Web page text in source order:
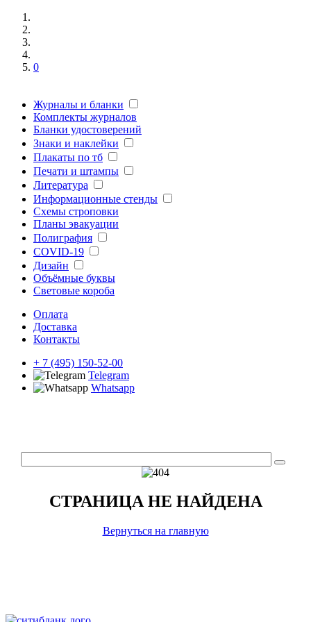
0
Журналы и бланки
Комплекты журналов
Бланки удостоверений
Знаки и наклейки
Плакаты по тб
Печати и штампы
Литература
Информационные стенды
Схемы строповки
Планы эвакуации
Полиграфия
COVID-19
Дизайн
Объёмные буквы
Световые короба
Оплата
Доставка
Контакты
+ 7 (495) 150-52-00
Telegram
Whatsapp
СТРАНИЦА НЕ НАЙДЕНА
Вернуться на главную